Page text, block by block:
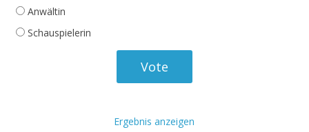
Anwältin
Schauspielerin
Ergebnis anzeigen